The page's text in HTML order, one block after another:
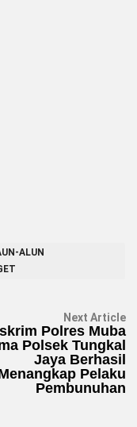
ALUN
Next Article
Polres Muba
Polsek Tungkal
Jaya Berhasil
Pelaku
Pembunuhan